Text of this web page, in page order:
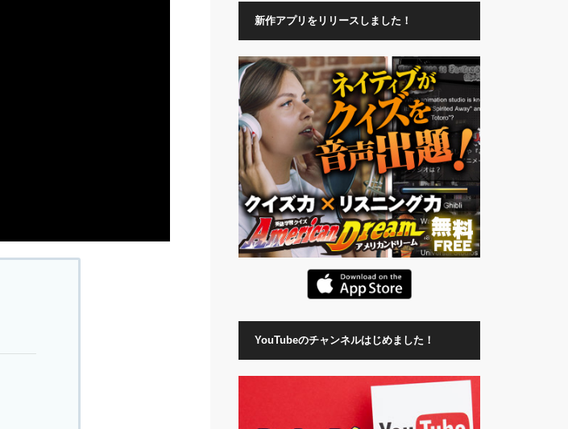
新作アプリをリリースしました！
YouTubeのチャンネルはじめました！